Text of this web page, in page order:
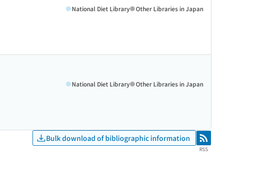
National Diet Library Other Libraries in Japan
National Diet Library Other Libraries in Japan
Bulk download of bibliographic information RSS
RSS